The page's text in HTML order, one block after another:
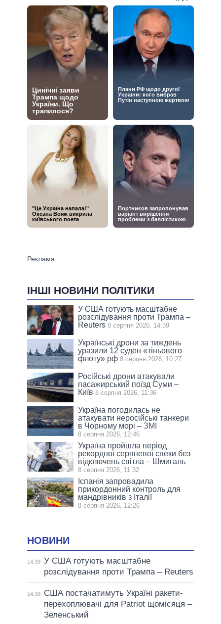
ІНШІ НОВИНИ ПОЛІТИКИ
У США готують масштабне
розслідування проти Трампа –
Reuters 8 серпня 2026, 14:39
Українські дрони за тиждень
уразили 12 суден «тіньового
флоту» рф 8 серпня 2026, 10:27
Російські дрони атакували
пасажирський поїзд Суми –
Київ 8 серпня 2026, 11:36
Україна погодилась не
атакувати неросійські танкери
в Чорному морі – ЗМІ
8 серпня 2026, 12:46
Україна пройшла період
рекордної серпневої спеки без
відключень світла – Шмигаль
8 серпня 2026, 11:32
Іспанія запровадила
прикордонний контроль для
мандрівників з Італії
8 серпня 2026, 12:26
НОВИНИ
14:39 У США готують масштабне
розслідування проти Трампа – Reuters
14:39
США постачатимуть Україні ракети-
перехоплювачі для Patriot щомісяця –
Зеленський